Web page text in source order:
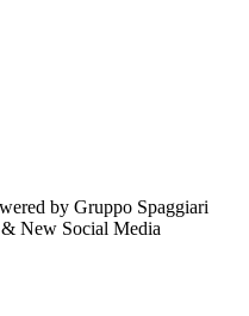
by Gruppo Spaggiari
New Social Media